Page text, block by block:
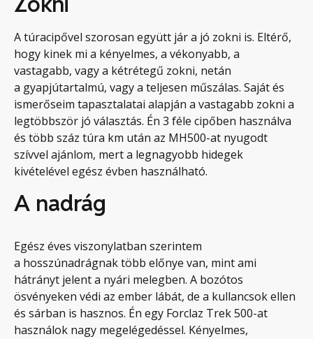
A túracipővel szorosan együtt jár a jó zokni is. Eltérő,
hogy kinek mi a kényelmes, a vékonyabb, a
vastagabb, vagy a kétrétegű zokni, netán
a gyapjútartalmú, vagy a teljesen műszálas. Saját és
ismerőseim tapasztalatai alapján a vastagabb zokni a
legtöbbször jó választás. Én 3 féle cipőben használva
és több száz túra km után az MH500-at nyugodt
szívvel ajánlom, mert a legnagyobb hidegek
kivételével egész évben használható.
A nadrág
Egész éves viszonylatban szerintem
a hosszúnadrágnak több előnye van, mint ami
hátrányt jelent a nyári melegben. A bozótos
ösvényeken védi az ember lábát, de a kullancsok ellen
és sárban is hasznos. Én egy Forclaz Trek 500-at
használok nagy megelégedéssel. Kényelmes,